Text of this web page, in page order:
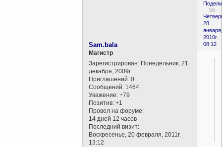
56
28
января,
2010г.
08:12
Sam.bala
Магистр
Зарегистрирован: Понедельник, 21
декабря, 2009г.
Приглашений: 0
Сообщений: 1464
Уважение: +79
Позитив: +1
Провел на форуме:
14 дней 12 часов
Последний визит:
Воскресенье, 20 февраля, 2011г.
13:12